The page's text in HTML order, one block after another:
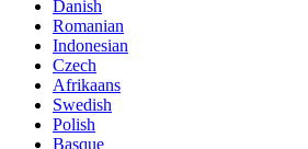
Danish
Romanian
Indonesian
Czech
Afrikaans
Swedish
Polish
Basque